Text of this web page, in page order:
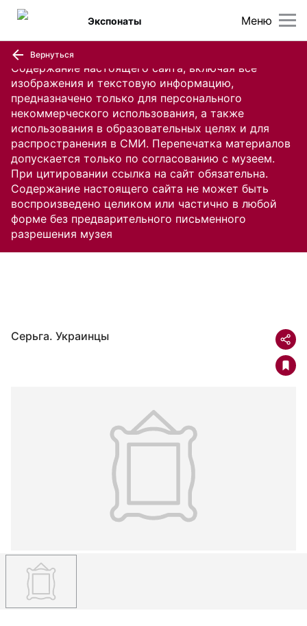
Содержание настоящего сайта, включая все
изображения и текстовую информацию,
предназначено только для персонального
некоммерческого использования, а также
использования в образовательных целях и для
распространения в СМИ. Перепечатка материалов
допускается только по согласованию с музеем.
При цитировании ссылка на сайт обязательна.
Содержание настоящего сайта не может быть
воспроизведено целиком или частично в любой
форме без предварительного письменного
разрешения музея
Меню
Экспонаты
Вернуться
Серьга. Украинцы